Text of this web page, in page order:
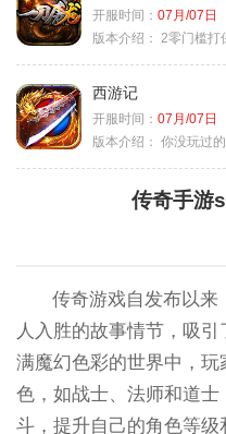
开服时间： 07月/07日
版本介绍： 2零门槛打
西游记
开服时间： 07月/07日
版本介绍： 你没玩过
传奇手游
传奇游戏自发布以来
人入胜的故事情节，吸
满魔幻色彩的世界中，
色，如战士、法师和道
斗，提升自己的角色等级